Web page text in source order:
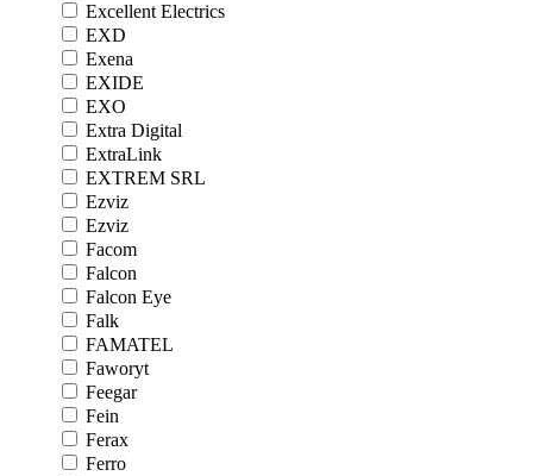
Excellent Electrics
EXD
Exena
EXIDE
EXO
Extra Digital
ExtraLink
EXTREM SRL
Ezviz
Ezviz
Facom
Falcon
Falcon Eye
Falk
FAMATEL
Faworyt
Feegar
Fein
Ferax
Ferro